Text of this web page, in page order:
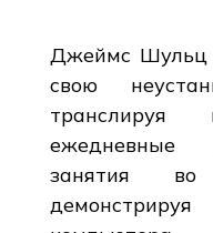
Джеймс Шульц
свою
ежедневные
занятия